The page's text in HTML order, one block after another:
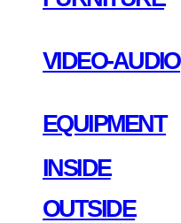
VIDEO-AUDIO
EQUIPMENT
INSIDE
OUTSIDE